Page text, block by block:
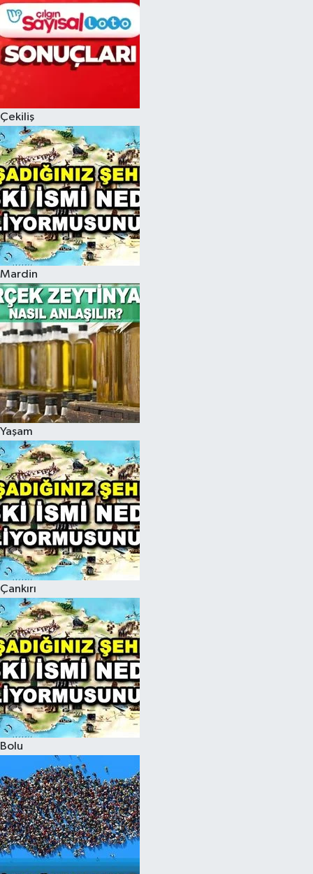
Çekiliş
Mardin
Yaşam
Çankırı
Bolu